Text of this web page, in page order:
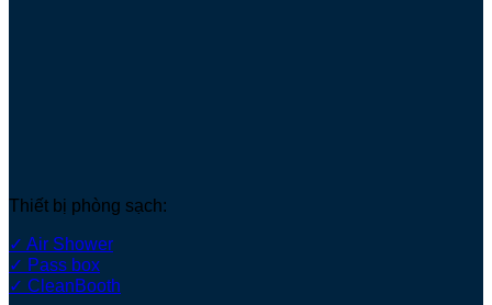
Thiết bị phòng sạch:
✓ Air Shower
✓ Pass box
✓ CleanBooth